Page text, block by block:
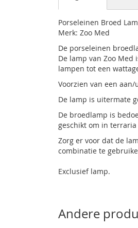
Porseleinen Broed
Merk: Zoo Med
De porseleinen
De lamp vanZoo Med
lampen tot een
Voorzien van een
De lamp is uitermate
De broedlamp is
geschikt om in
Zorg er voor dat de
combinatie te
Exclusief lamp.
Andere